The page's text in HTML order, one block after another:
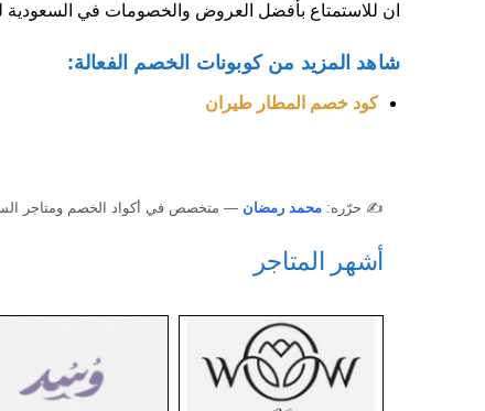
ان للاستمتاع بأفضل العروض والخصومات في السعودية لعام
شاهد المزيد من كوبونات الخصم الفعالة:
كود خصم المطار طيران
✍️ حرّره: محمد رمضان — متخصص في أكواد الخصم ومتاجر السعودية
أشهر المتاجر